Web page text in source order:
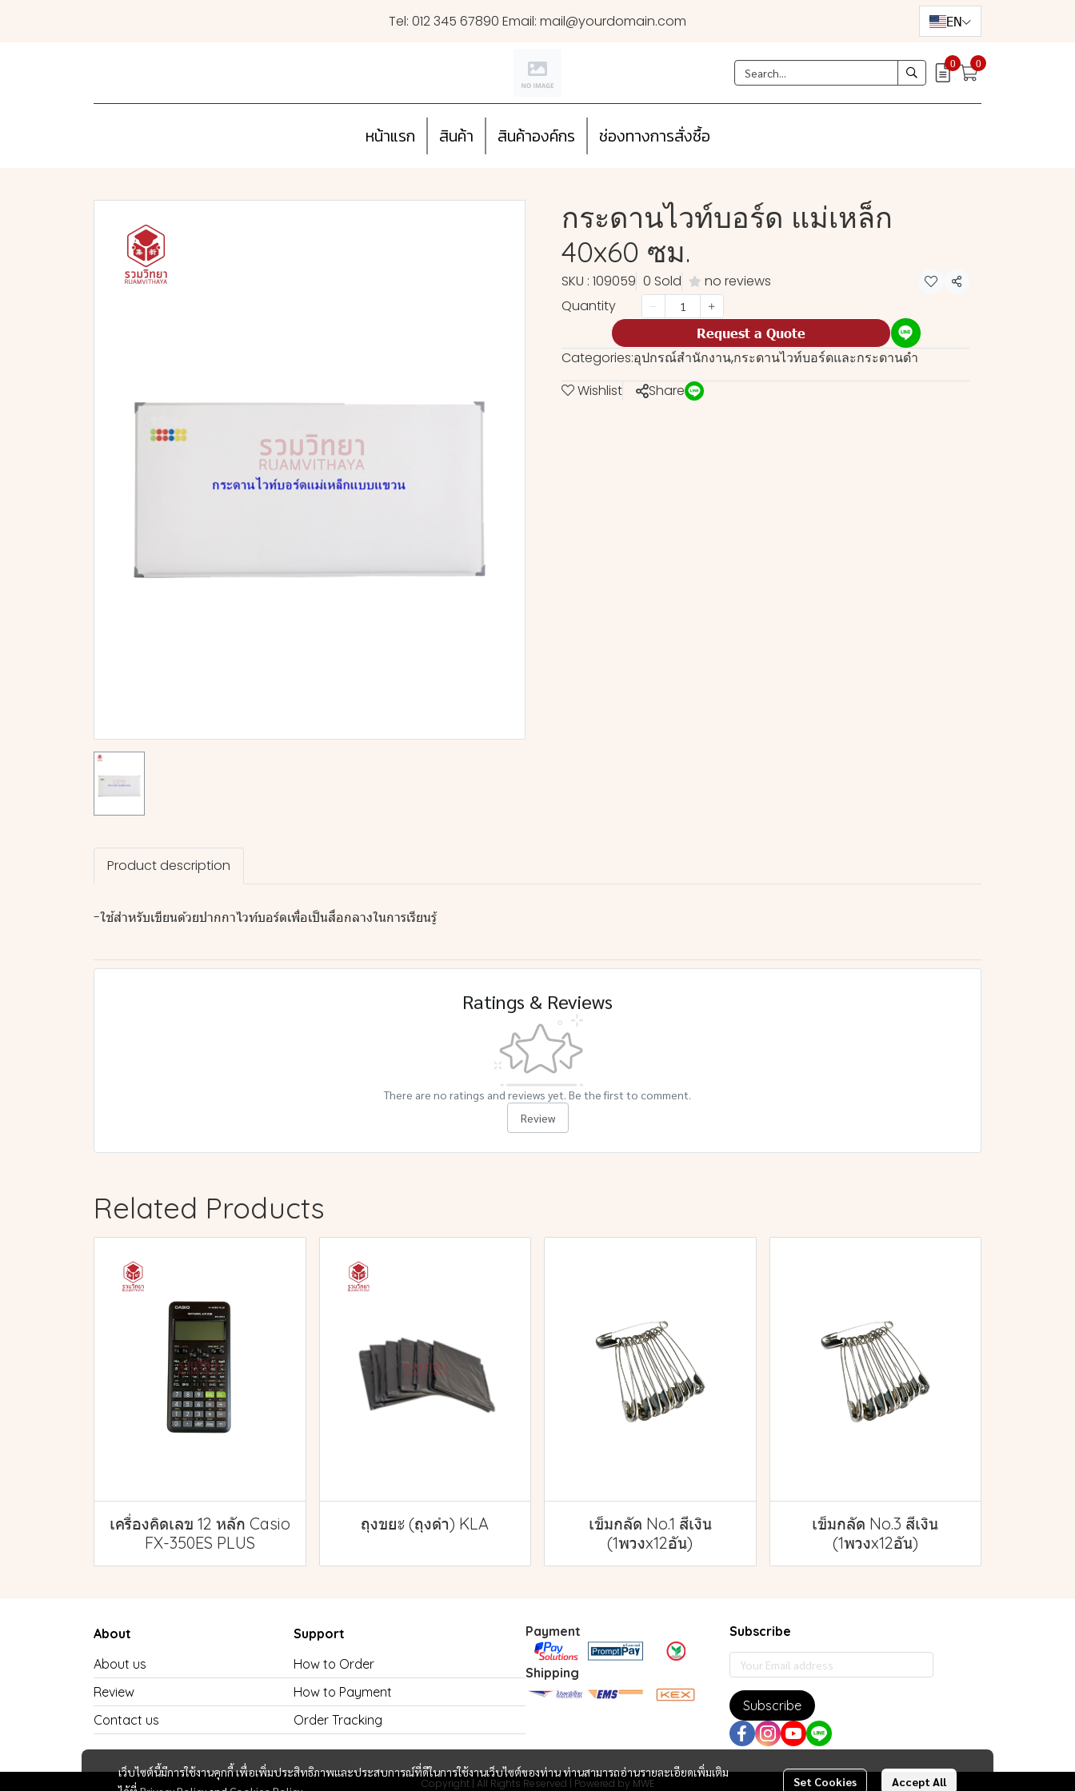
Tel: 012 345 67890 Email: mail@yourdomain.com EN
0 0
หน้าแรก สินค้า สินค้าองค์กร ช่องทางการสั่งซื้อ
กระดานไวท์บอร์ด แม่เหล็ก
40x60 ซม.
SKU : 109059 0 Sold no reviews Share
Quantity
Request a Quote
Categories:อุปกรณ์สำนักงาน,กระดานไวท์บอร์ดและกระดานดำ
Wishlist
Share
Product description
-ใช้สำหรับเขียนด้วยปากกาไวท์บอร์ดเพื่อเป็นสื่อกลางในการเรียนรู้
Ratings & Reviews
There are no ratings and reviews yet. Be the first to comment.
Review
Related Products
เครื่องคิดเลข 12 หลัก Casio
FX-350ES PLUS
ถุงขยะ (ถุงดำ) KLA
เข็มกลัด No.1 สีเงิน
(1พวงx12อัน)
เข็มกลัด No.3 สีเงิน
(1พวงx12อัน)
เว็บไซต์นี้มีการใช้งานคุกกี้ เพื่อเพิ่มประสิทธิภาพและประสบการณ์ที่ดีในการใช้งานเว็บไซต์ของท่าน ท่านสามารถอ่านรายละเอียดเพิ่มเติม
Set Cookies Accept All
About
About us
Review
Contact us
Support
How to Order
How to Payment
Order Tracking
Payment
Shipping
Subscribe
Subscribe
Copyright | All Rights Reserved | Powered by MWE